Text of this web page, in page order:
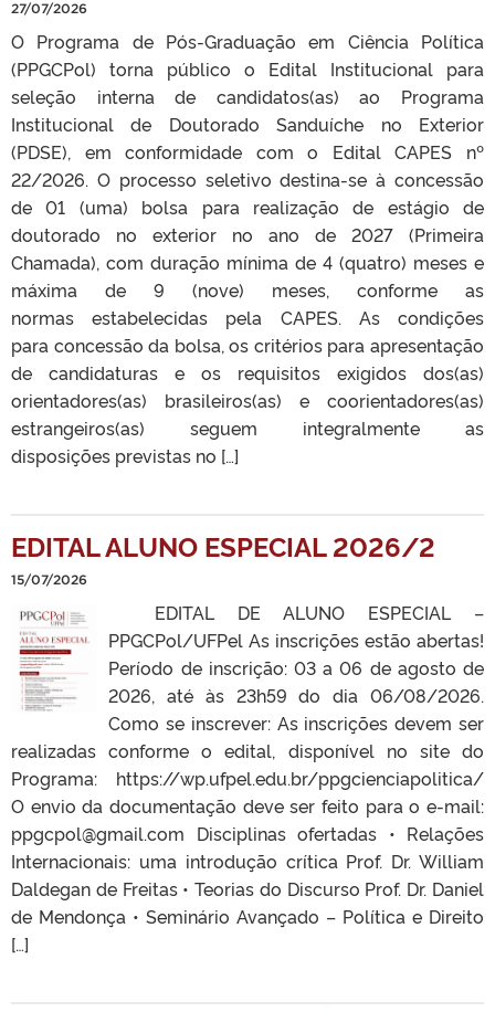
27/07/2026
O Programa de Pós-Graduação em Ciência Política
(PPGCPol) torna público o Edital Institucional para
seleção interna de candidatos(as) ao Programa
Institucional de Doutorado Sanduíche no Exterior
(PDSE), em conformidade com o Edital CAPES nº
22/2026. O processo seletivo destina-se à concessão
de 01 (uma) bolsa para realização de estágio de
doutorado no exterior no ano de 2027 (Primeira
Chamada), com duração mínima de 4 (quatro) meses e
máxima de 9 (nove) meses, conforme as
normas estabelecidas pela CAPES. As condições
para concessão da bolsa, os critérios para apresentação
de candidaturas e os requisitos exigidos dos(as)
orientadores(as) brasileiros(as) e coorientadores(as)
estrangeiros(as) seguem integralmente as
disposições previstas no […]
EDITAL ALUNO ESPECIAL 2026/2
15/07/2026
EDITAL DE ALUNO ESPECIAL –
PPGCPol/UFPel As inscrições estão abertas!
Período de inscrição: 03 a 06 de agosto de
2026, até às 23h59 do dia 06/08/2026.
Como se inscrever: As inscrições devem ser
realizadas conforme o edital, disponível no site do
Programa: https://wp.ufpel.edu.br/ppgcienciapolitica/
O envio da documentação deve ser feito para o e-mail:
ppgcpol@gmail.com Disciplinas ofertadas • Relações
Internacionais: uma introdução crítica Prof. Dr. William
Daldegan de Freitas • Teorias do Discurso Prof. Dr. Daniel
de Mendonça • Seminário Avançado – Política e Direito
[…]